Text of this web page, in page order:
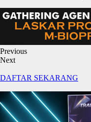
Previous
Next
DAFTAR SEKARANG